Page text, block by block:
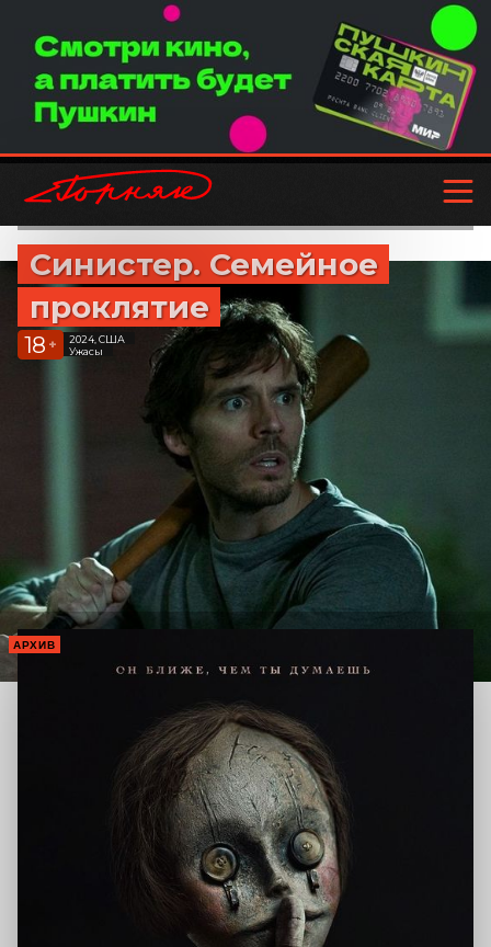
Синистер. Семейное
проклятие
18 +
2024, США
Ужасы
АРХИВ